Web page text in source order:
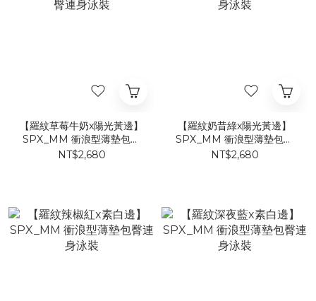
【羅紋草莓牛奶x陽光黃邊】
SPX_MM 衝浪型薄墊包臀
連身泳裝
NT$2,680
【羅紋奶昔綠x陽光黃邊】
SPX_MM 衝浪型薄墊包臀
連身泳裝
NT$2,680